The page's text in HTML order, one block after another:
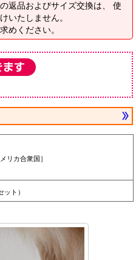
返品およびサイズ交換は、 使
いたしません。
めください。
リカ合衆国］
ト）